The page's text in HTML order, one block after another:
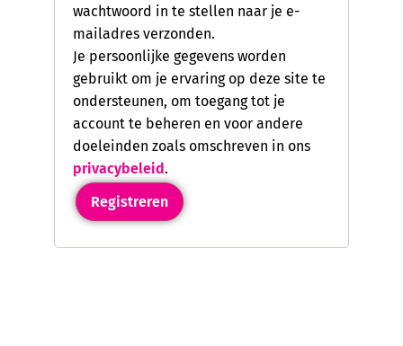
wachtwoord in te stellen naar je e-
mailadres verzonden.
Je persoonlijke gegevens worden
gebruikt om je ervaring op deze site te
ondersteunen, om toegang tot je
account te beheren en voor andere
doeleinden zoals omschreven in ons
privacybeleid.
Registreren